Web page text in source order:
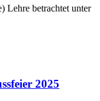
Lehre betrachtet unter
2025